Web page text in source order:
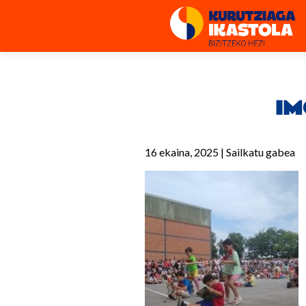
16 ekaina, 2025 | Sailkatu gabea